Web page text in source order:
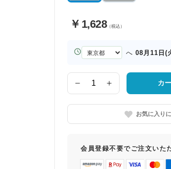
￥ 1,628（税込）
お
届
へ 08月11日(
数
量
カ
お気に入り
会員登録不要でご注文いた